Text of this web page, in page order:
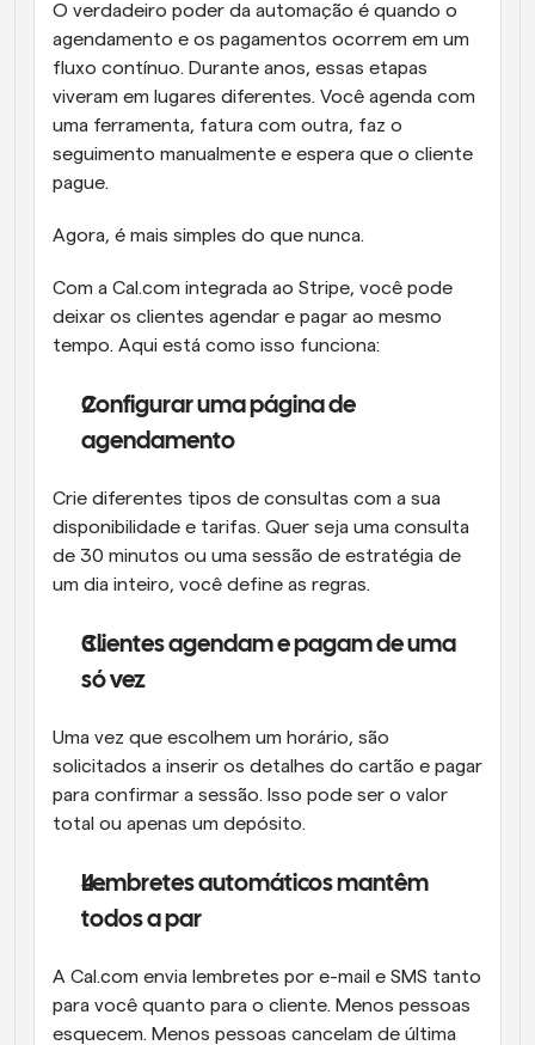
O verdadeiro poder da automação é quando o
agendamento e os pagamentos ocorrem em um
fluxo contínuo. Durante anos, essas etapas
viveram em lugares diferentes. Você agenda com
uma ferramenta, fatura com outra, faz o
seguimento manualmente e espera que o cliente
pague.
Agora, é mais simples do que nunca.
Com a Cal.com integrada ao Stripe, você pode
deixar os clientes agendar e pagar ao mesmo
tempo. Aqui está como isso funciona:
Configurar uma página de
agendamento
Crie diferentes tipos de consultas com a sua
disponibilidade e tarifas. Quer seja uma consulta
de 30 minutos ou uma sessão de estratégia de
um dia inteiro, você define as regras.
Clientes agendam e pagam de uma
só vez
Uma vez que escolhem um horário, são
solicitados a inserir os detalhes do cartão e pagar
para confirmar a sessão. Isso pode ser o valor
total ou apenas um depósito.
Lembretes automáticos mantêm
todos a par
A Cal.com envia lembretes por e-mail e SMS tanto
para você quanto para o cliente. Menos pessoas
esquecem. Menos pessoas cancelam de última